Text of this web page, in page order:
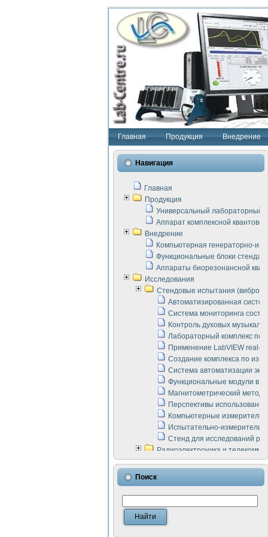
Главная Продукция Внедрение
Навигация
Главная
Продукция
Универсальный лабораторный
Аппарат комплексной
Внедрение
Компьютерная генераторно-
Функциональные блоки стенда
Аппараты биорезонансной
Исследования
Стендовые испытания
Автоматизированная
Система мониторинга
Контроль духовых
Лабораторный комплекс по
Применение LabVIEW real-
Создание комплекса по
Система автоматизации
Функциональные модули в
Магнитометрический метод
Перспективы
Компьютерные
Испытательно-
Стенд для исследований
Радиоэлектроника и
LabVIEW в расчетах
Аппаратно-программный
Виртуальный
Измерение шумовых
Измерительный
Инструменты для
Инструменты для
Поиск